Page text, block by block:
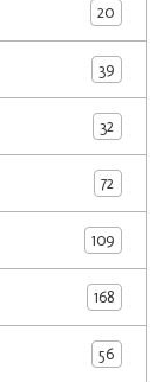
20
39
32
72
109
168
56